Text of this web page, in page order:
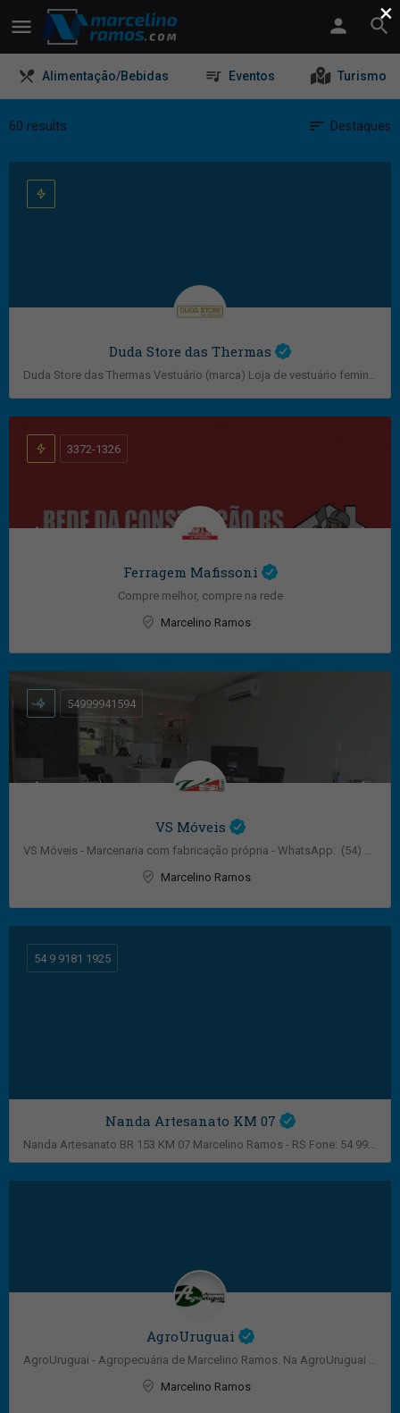
Alimentação/Bebidas Eventos Turismo
60 results Destaques
Duda Store das Thermas
Duda Store das Thermas Vestuário (marca) Loja de vestuário feminino e masculino adulto, com peças para…
Ferragem Mafissoni
Compre melhor, compre na rede
Marcelino Ramos
3372-1326
VS Móveis
VS Móveis - Marcenaria com fabricação própria - WhatsApp: (54) 99994-1594
Marcelino Ramos
54999941594
Nanda Artesanato KM 07
Nanda Artesanato BR 153 KM 07 Marcelino Ramos - RS Fone: 54 99181-1925
54 9 9181 1925
AgroUruguai
AgroUruguai - Agropecuária de Marcelino Ramos. Na AgroUruguai você encontra grande variedades e opções de…
Marcelino Ramos
×